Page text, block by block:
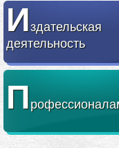
Издательская
деятельность
П